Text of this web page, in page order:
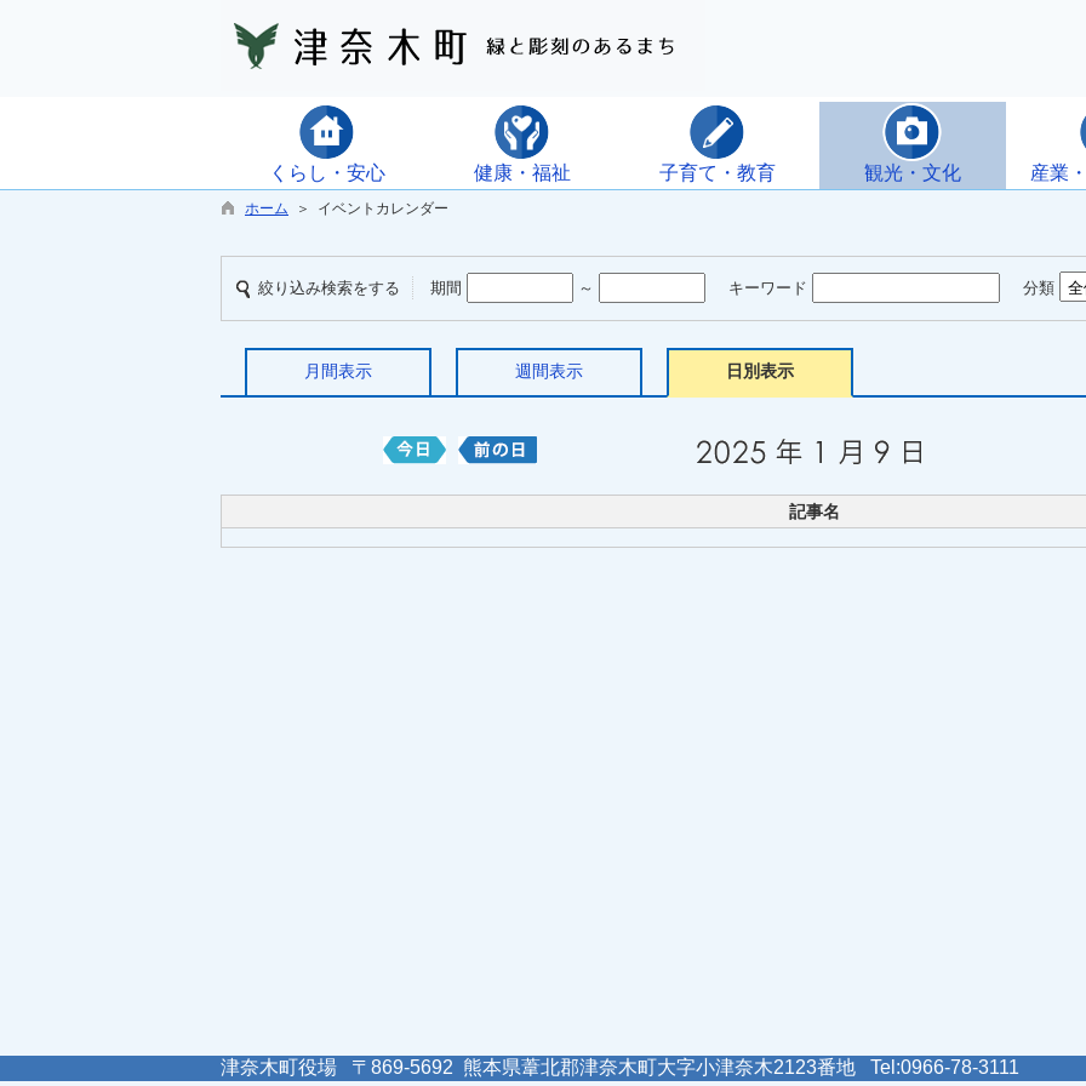
くらし・安心 健康・福祉 子育て・教育 観光・文化 産業
ホーム ＞ イベントカレンダー
絞り込み検索をする 期間 ～ キーワード 分類
月間表示 週間表示 日別表示
記事名
津奈木町役場 〒869-5692 熊本県葦北郡津奈木町大字小津奈木2123番地 Tel:0966-78-3111